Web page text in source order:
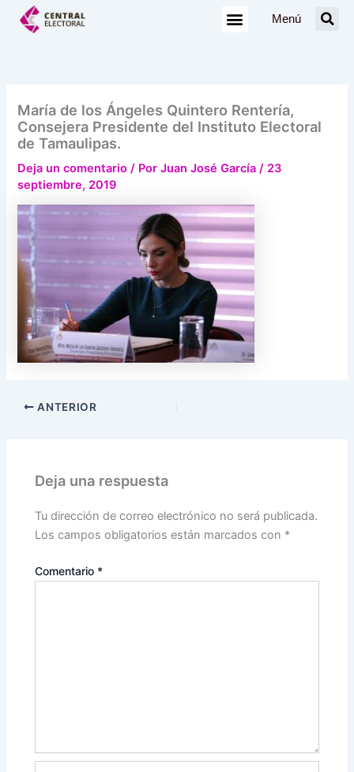
Menú
María de los Ángeles Quintero Rentería,
Consejera Presidente del Instituto Electoral
de Tamaulipas.
Deja un comentario / PorJuan José García/ 23
septiembre, 2019
ANTERIOR
Deja una respuesta
Tu dirección de correo electrónico no será publicada.
Los campos obligatorios están marcados con *
Comentario *